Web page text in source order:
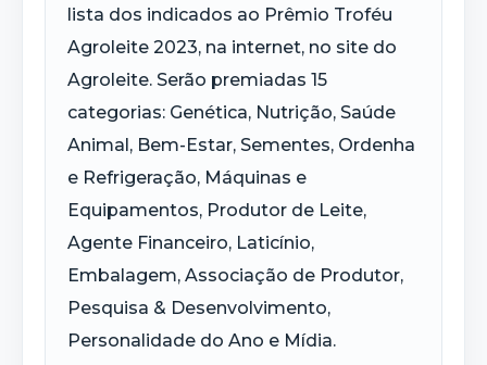
lista dos indicados ao Prêmio Troféu
Agroleite 2023, na internet, no site do
Agroleite. Serão premiadas 15
categorias: Genética, Nutrição, Saúde
Animal, Bem-Estar, Sementes, Ordenha
e Refrigeração, Máquinas e
Equipamentos, Produtor de Leite,
Agente Financeiro, Laticínio,
Embalagem, Associação de Produtor,
Pesquisa & Desenvolvimento,
Personalidade do Ano e Mídia.